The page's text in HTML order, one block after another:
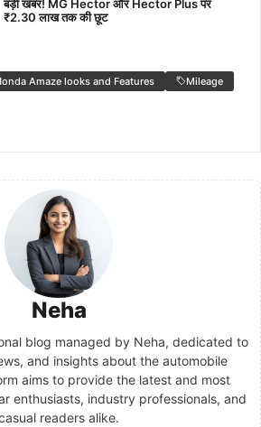
बड़ी खबर! MG Hector और Hector Plus पर
₹2.30 लाख तक की छूट
Amaze looks and Features
Mileage
Neha
blog managed by Neha, dedicated to
and insights about the automobile
aims to provide the latest and most
enthusiasts, industry professionals, and
readers alike.